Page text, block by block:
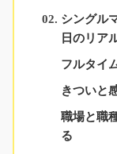
シングル
日のリア
フルタイ
きついと
職場と職
る